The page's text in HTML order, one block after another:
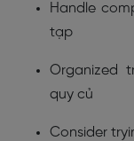
Handle
tạp
Organized
quy củ
Consider